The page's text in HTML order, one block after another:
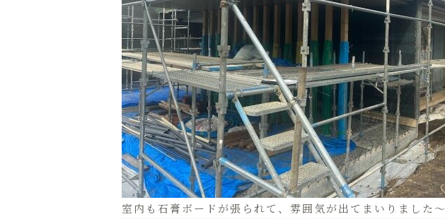
室内も石膏ボードが張られて、雰囲気が出てまいりました〜